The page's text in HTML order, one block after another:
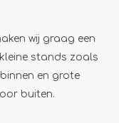
wij graag een
stands zoals
en grote
buiten.